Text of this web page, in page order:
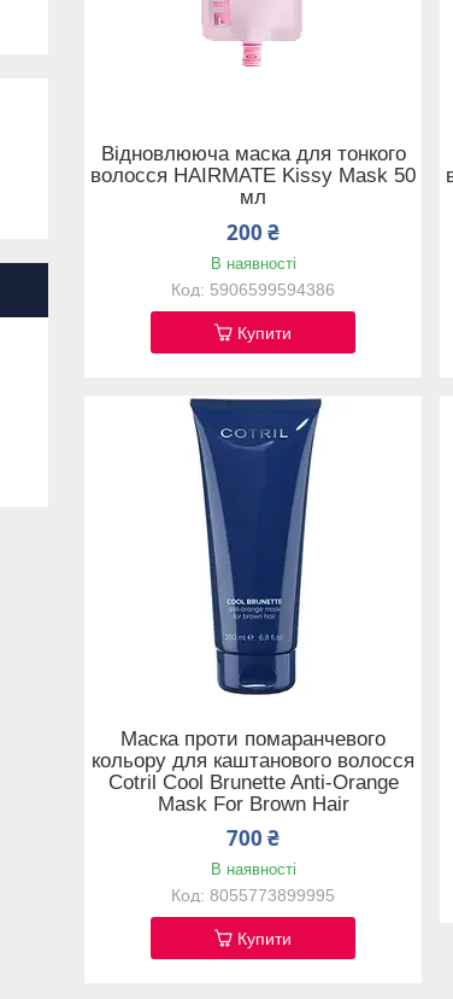
Відновлююча маска для тонкого
волосся HAIRMATE Kissy Mask 50
мл
200 ₴
В наявності
5906599594386
Купити
Маска проти помаранчевого
кольору для каштанового волосся
Cotril Cool Brunette Anti-Orange
Mask For Brown Hair
700 ₴
В наявності
8055773899995
Купити